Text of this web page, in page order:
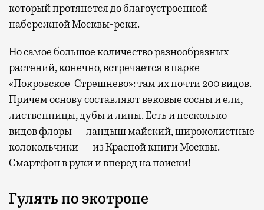
который протянется до благоустроенной
набережной Москвы-реки.
Но самое большое количество разнообразных
растений, конечно, встречается в парке
«Покровское-Стрешнево»: там ихпочти 200 видов.
Причем основу составляют вековые сосны и ели,
лиственницы, дубы и липы. Есть и несколько
видов флоры — ландыш майский, широколистные
колокольчики — из Красной книги Москвы.
Смартфон в руки и вперед на поиски!
Гулять по экотропе